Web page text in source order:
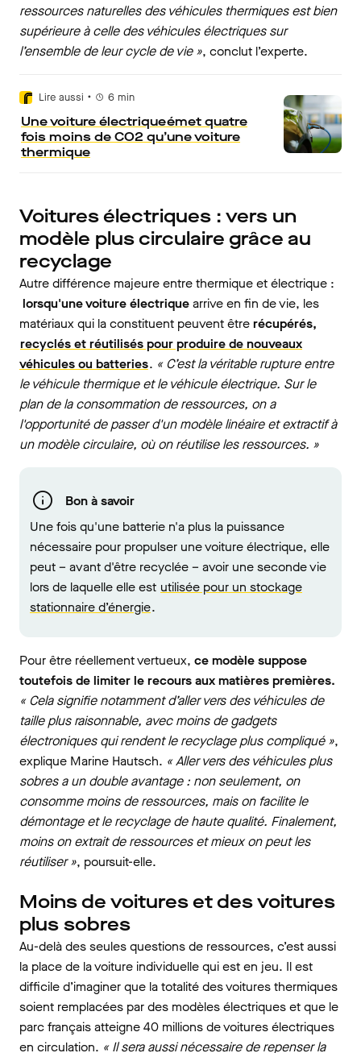
ressources naturelles des véhicules thermiques est bien
supérieure à celle des véhicules électriques sur
l’ensemble de leur cycle de vie », conclut l’experte.
Lire aussi • 6 min
Une voiture électrique émet quatre
fois moins de CO2 qu’une voiture
thermique
Voitures électriques : vers un
modèle plus circulaire grâce au
recyclage
Autre différence majeure entre thermique et électrique :
lorsqu'une voiture électriquearrive en fin de vie, les
matériaux qui la constituent peuvent êtrerécupérés,
recyclés et réutilisés pour produire de nouveaux
véhicules ou batteries. « C’est la véritable rupture entre
le véhicule thermique et le véhicule électrique. Sur le
plan de la consommation de ressources, on a
l'opportunité de passer d'un modèle linéaire et extractif à
un modèle circulaire, où on réutilise les ressources. »
Bon à savoir
Une fois qu'une batterie n'a plus la puissance
nécessaire pour propulser une voiture électrique, elle
peut – avant d'être recyclée – avoir une seconde vie
lors de laquelle elle est utilisée pour un stockage
stationnaire d’énergie.
Pour être réellement vertueux, ce modèle suppose
toutefois de limiter le recours aux matières premières.
« Cela signifie notamment d’aller vers des véhicules de
taille plus raisonnable, avec moins de gadgets
électroniques qui rendent le recyclage plus compliqué »,
explique Marine Hautsch. « Aller vers des véhicules plus
sobres a un double avantage : non seulement, on
consomme moins de ressources, mais on facilite le
démontage et le recyclage de haute qualité. Finalement,
moins on extrait de ressources et mieux on peut les
réutiliser », poursuit-elle.
Moins de voitures et des voitures
plus sobres
Au-delà des seules questions de ressources, c’est aussi
la place de la voiture individuelle qui est en jeu. Il est
difficile d’imaginer que la totalité des voitures thermiques
soient remplacées par des modèles électriques et que le
parc français atteigne 40 millions de voitures électriques
en circulation. « Il sera aussi nécessaire de repenser la